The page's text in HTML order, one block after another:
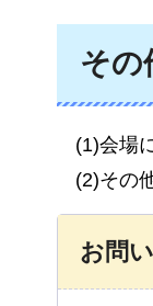
その
(1)会場
(2)その
お問